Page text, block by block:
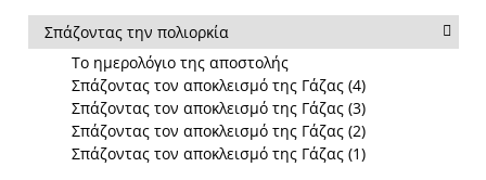
Σπάζοντας την πολιορκία
Το ημερολόγιο της αποστολής
Σπάζοντας τον αποκλεισμό της Γάζας (4)
Σπάζοντας τον αποκλεισμό της Γάζας (3)
Σπάζοντας τον αποκλεισμό της Γάζας (2)
Σπάζοντας τον αποκλεισμό της Γάζας (1)